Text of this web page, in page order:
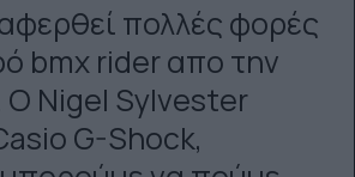
πολλές φορές
bmx rider απο την
Ο Nigel Sylvester
G-Shock,